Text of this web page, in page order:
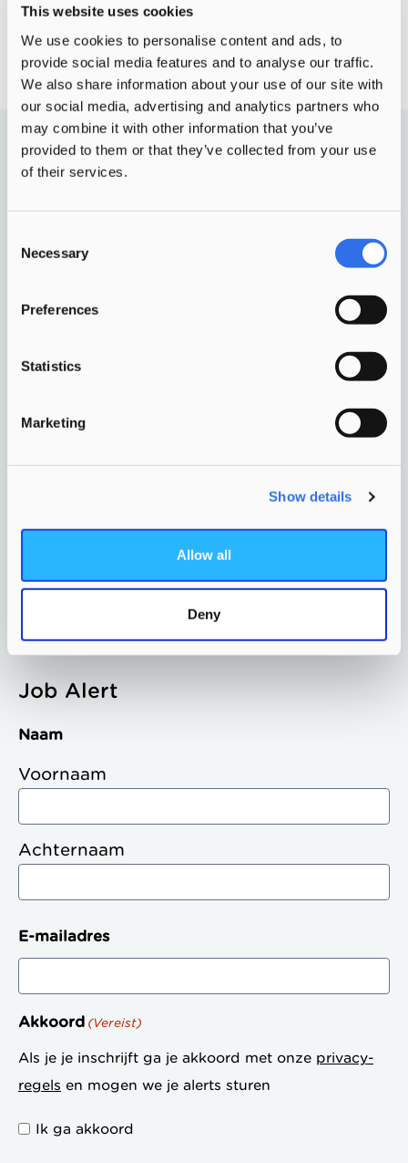
This website uses cookies
We use cookies to personalise content and ads, to
provide social media features and to analyse our traffic.
We also share information about your use of our site with
our social media, advertising and analytics partners who
may combine it with other information that you’ve
provided to them or that they’ve collected from your use
of their services.
Selection
Necessary
Preferences
Statistics
Marketing
Show details
Allow all
Deny
Solliciteren
Alle vacatures
Check onze
bijna 40 vestigingen in de regio. Elk met
een eigen identiteit en gevoel, maar vanuit
Job Alert
Naam
Voornaam
Achternaam
E-mailadres
Akkoord (Vereist)
Als je je inschrijft ga je akkoord met onze privacy-
regels en mogen we je alerts sturen
Ik ga akkoord